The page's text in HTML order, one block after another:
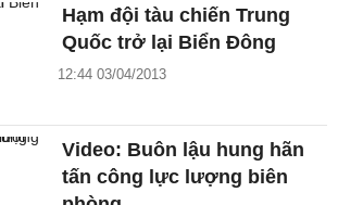
Hạm đội tàu chiến Trung
Quốc trở lại Biển Đông
12:44 03/04/2013
Video: Buôn lậu hung hãn
tấn công lực lượng biên